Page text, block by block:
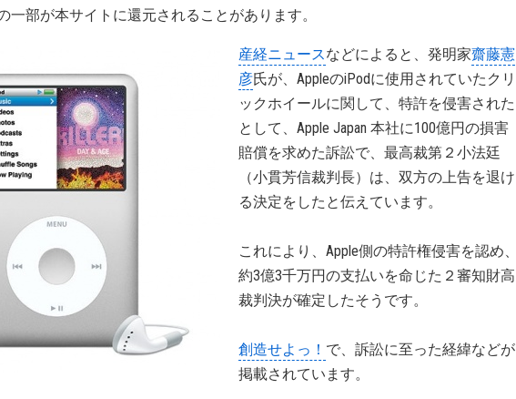
一部が本サイトに還元されることがあります。
産経ニュースなどによると、発明家齋藤憲
彦氏が、AppleのiPodに使用されていたクリ
ックホイールに関して、特許を侵害された
として、Apple Japan 本社に100億円の損害
賠償を求めた訴訟で、最高裁第２小法廷
（小貫芳信裁判長）は、双方の上告を退け
る決定をしたと伝えています。
これにより、Apple側の特許権侵害を認め、
約3億3千万円の支払いを命じた２審知財高
裁判決が確定したそうです。
創造せよっ！ で、訴訟に至った経緯などが
掲載されています。